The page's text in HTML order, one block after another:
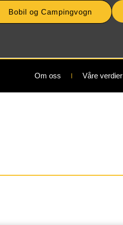
Bobil og Campingvogn
Om oss Våre verdier